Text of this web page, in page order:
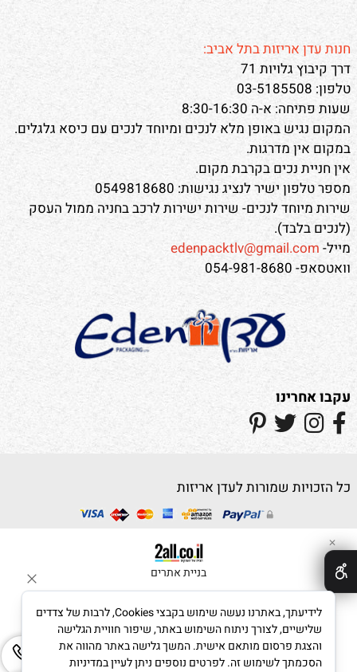
חנות עדן אריזות בתל אביב:
דרך קיבוץ גלויות 71
טלפון: 03-5185508
שעות פתיחה: א-ה 8:30-16:30
המקום נגיש באופן מלא לנכים ומיוחד לנכים עם כיסא גלגלים.
במקום אין מדרגות.
אין חניית נכים בקרבת מקום.
מספר טלפון ישיר לנציג נגישות: 0549818680
שירות מיוחד לנכים- שירות ישירות לרכב בחניה ממול העסק
(לנכים בלבד).
מייל- edenpacktlv@gmail.com
וואטסאפ- 054-981-8680
עקבו אחרינו
כל הזכויות שמורות לעדן אריזות
בניית אתרים
✕
לידיעתך, באתרנו נעשה שימוש בקבצי Cookies, לרבות של צדדים
שלישיים, לצורך ניתוח השימוש באתר, שיפור חוויית הגלישה
והצגת פרסום מותאם אישית. המשך גלישה באתר מהווה את
הסכמתך לשימוש זה. לפרטים נוספים ניתן לעיין במדיניות